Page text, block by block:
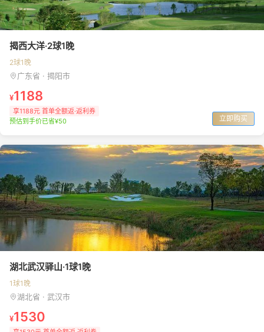
揭西大洋·2球1晚
2球1晚
广东省 · 揭阳市
¥1188
享1188元 首单全额返·返利券
预估到手价已省¥50
立即购买
湖北武汉驿山·1球1晚
1球1晚
湖北省 · 武汉市
¥1530